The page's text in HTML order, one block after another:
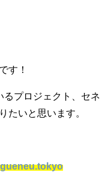
す！
るプロジェクト、セネ
たいと思います。